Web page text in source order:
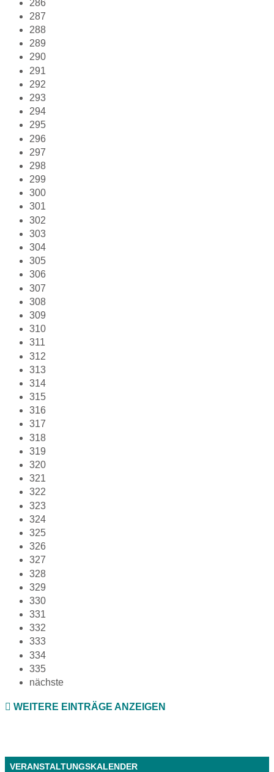
286
287
288
289
290
291
292
293
294
295
296
297
298
299
300
301
302
303
304
305
306
307
308
309
310
311
312
313
314
315
316
317
318
319
320
321
322
323
324
325
326
327
328
329
330
331
332
333
334
335
nächste
WEITERE EINTRÄGE ANZEIGEN
VERANSTALTUNGSKALENDER